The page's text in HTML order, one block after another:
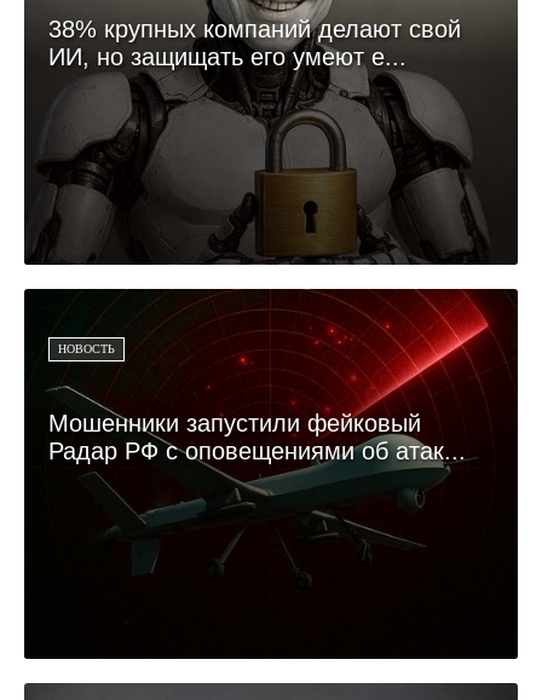
38% крупных компаний делают свой
ИИ, но защищать его умеют е...
НОВОСТЬ
Мошенники запустили фейковый
Радар РФ с оповещениями об атак...